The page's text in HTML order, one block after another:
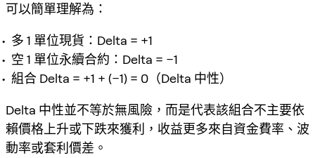
可以簡單理解為：
多 1 單位現貨：Delta = +1
空 1 單位永續合約：Delta = −1
組合 Delta = +1 + (−1) = 0（Delta 中性）
Delta 中性並不等於無風險，而是代表該組合不主要依
賴價格上升或下跌來獲利，收益更多來自資金費率、波
動率或套利價差。